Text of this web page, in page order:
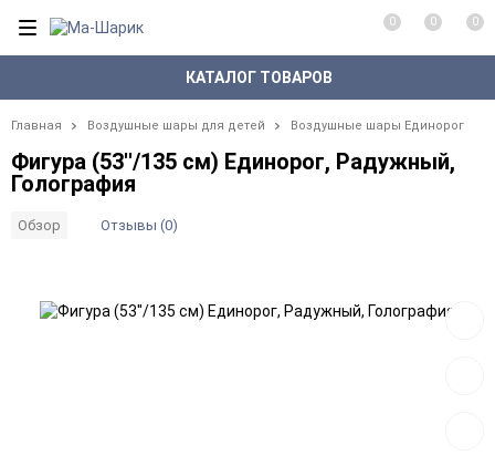
КАТАЛОГ ТОВАРОВ
0 0 0
Главная Воздушные шары для детей Воздушные шары Единорог
Фигура (53''/135 см) Единорог, Радужный,
Голография
Обзор Отзывы (0)